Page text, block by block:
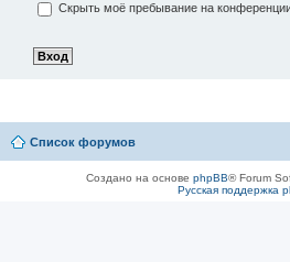
Скрыть моё пребывание на
Список форумов
Создано на основе phpBB® Forum
Русская поддержка